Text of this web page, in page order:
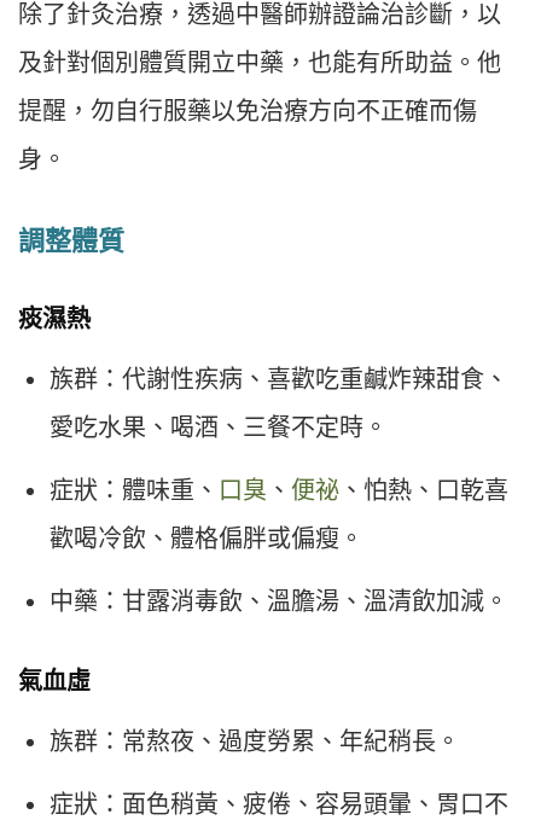
除了針灸治療，透過中醫師辦證論治診斷，以
及針對個別體質開立中藥，也能有所助益。他
提醒，勿自行服藥以免治療方向不正確而傷
身。
調整體質
痰濕熱
族群：代謝性疾病、喜歡吃重鹹炸辣甜食、
愛吃水果、喝酒、三餐不定時。
症狀：體味重、 口臭 、 便祕 、怕熱、口乾喜
歡喝冷飲、體格偏胖或偏瘦。
中藥：甘露消毒飲、溫膽湯、溫清飲加減。
氣血虛
族群：常熬夜、過度勞累、年紀稍長。
症狀：面色稍黃、疲倦、容易頭暈、胃口不